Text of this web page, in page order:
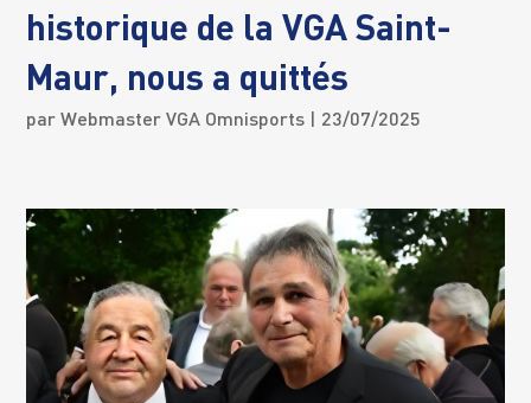
historique de la VGA Saint-
Maur, nous a quittés
parWebmaster VGA Omnisports | 23/07/2025